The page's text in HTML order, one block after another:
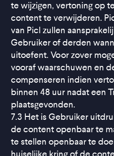
te wijzigen, vertoning op
content te verwijderen.
van Picl zullen
Gebruiker of derden
uitoefent. Voor zover
vooraf waarschuwen en
compenseren indien
binnen 48 uur nadat een
plaatsgevonden.
7.3 Het is Gebruiker
de content openbaar te
te stellen openbaar te
huiselijke kring of de